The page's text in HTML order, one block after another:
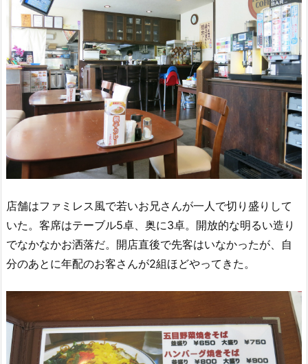
店舗はファミレス風で若いお兄さんが一人で切り盛りして
いた。客席はテーブル5卓、奥に3卓。開放的な明るい造り
でなかなかお洒落だ。開店直後で先客はいなかったが、自
分のあとに年配のお客さんが2組ほどやってきた。